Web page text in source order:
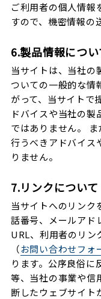
ご利用者の個人情報
すので、機密情報の
6.製品情報につい
当サイトは、当社の
ついての一般的な情
がって、当サイトで
ドバイスや当社の
ではありません。
行うべきアドバイス
りません。
7.リンクについて
当サイトへのリンク
話番号、メールアド
URL、利用者のリン
（お問い合わせフォ
ります。公序良俗に
等、当社の事業や信
断したウェブサイト